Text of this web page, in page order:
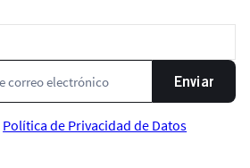
Enviar
Política de Privacidad de Datos